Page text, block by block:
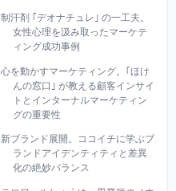
制汗剤 ｢デオナチュレ｣ の一工夫。
女性心理を汲み取ったマーケテ
ィング成功事例
心を動かすマーケティング。｢ほけ
んの窓口｣ が教える顧客インサイ
トとインターナルマーケティン
グの重要性
新ブランド展開。ココイチに学ぶブ
ランドアイデンティティと差異
化の絶妙バランス